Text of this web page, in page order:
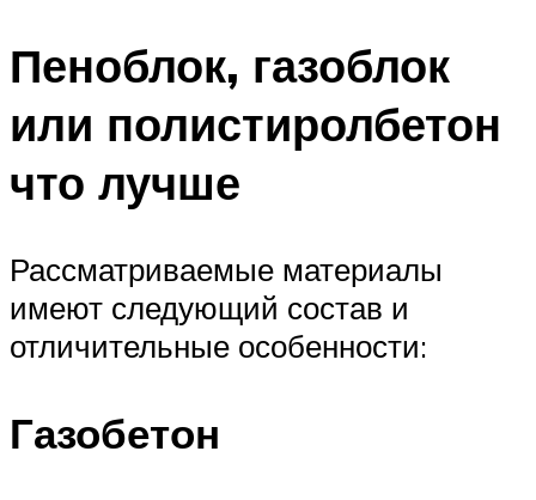
Пеноблок, газоблок
или полистиролбетон
что лучше
Рассматриваемые материалы
имеют следующий состав и
отличительные особенности:
Газобетон